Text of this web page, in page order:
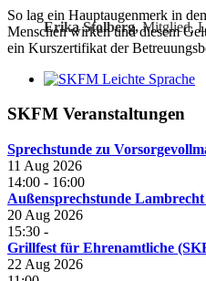
Erika Stolberg,Mitglied,
So lag ein Hauptaugenmerk in
Menschen wirken und diesem
ein Kurszertifikat der
SKFM Veranstaltungen
Sprechstunde zu
11 Aug 2026
14:00 - 16:00
Außensprechstunde
20 Aug 2026
15:30 -
Grillfest für Ehrenamtliche
22 Aug 2026